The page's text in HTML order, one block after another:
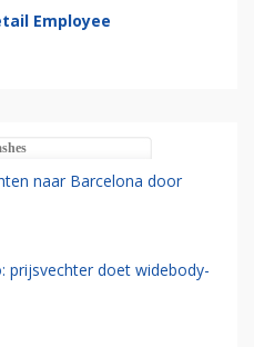
Employee
naar Barcelona door
prijsvechter doet widebody-